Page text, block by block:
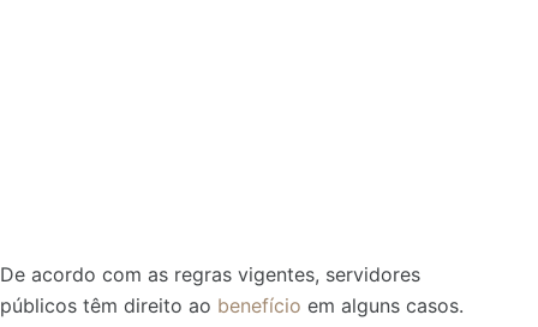
De acordo com as regras vigentes, servidores
públicos têm direito ao benefício em alguns casos.